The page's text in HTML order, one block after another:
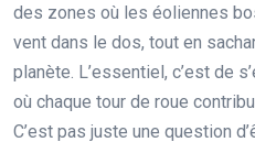
des zones où les éoliennes
vent dans le dos, tout en
planète. L’essentiel, c’est de
où chaque tour de roue
C’est pas juste une question